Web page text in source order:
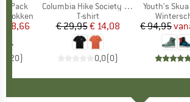
2-Pack
sokken
prijs
€ 8,66
20)
Artikel
Columbia Hike Society S/S Tee
Productgroep
T-shirt
Prijs
€ 29,95Verlaagde prijs
€ 14,08
0,0(0)
Artikel
Youth's
€ 94,95